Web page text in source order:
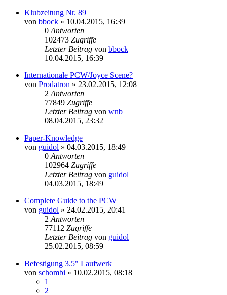
Klubzeitung Nr. 89
von bbock » 10.04.2015, 16:39
0 Antworten
102473 Zugriffe
Letzter Beitrag von bbock
10.04.2015, 16:39
Internationale PCW/Joyce Scene?
von Prodatron » 23.02.2015, 12:08
2 Antworten
77849 Zugriffe
Letzter Beitrag von wnb
08.04.2015, 23:32
Paper-Knowledge
von guidol » 04.03.2015, 18:49
0 Antworten
102964 Zugriffe
Letzter Beitrag von guidol
04.03.2015, 18:49
Complete Guide to the PCW
von guidol » 24.02.2015, 20:41
2 Antworten
77112 Zugriffe
Letzter Beitrag von guidol
25.02.2015, 08:59
Befestigung 3.5" Laufwerk
von schombi » 10.02.2015, 08:18
1
2